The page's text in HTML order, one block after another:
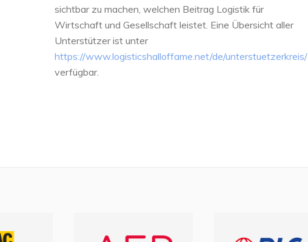
sichtbar zu machen, welchen Beitrag Logistik für
Wirtschaft und Gesellschaft leistet. Eine Übersicht aller
Unterstützer ist unter
https://www.logisticshalloffame.net/de/unterstuetzerkreis/
verfügbar.